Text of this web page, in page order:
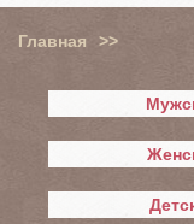
Главная >>